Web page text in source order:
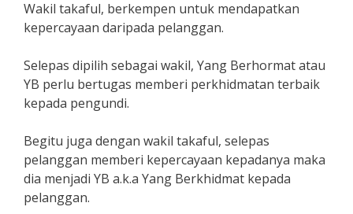
Wakil takaful, berkempen untuk mendapatkan
kepercayaan daripada pelanggan.
Selepas dipilih sebagai wakil, Yang Berhormat atau
YB perlu bertugas memberi perkhidmatan terbaik
kepada pengundi.
Begitu juga dengan wakil takaful, selepas
pelanggan memberi kepercayaan kepadanya maka
dia menjadi YB a.k.a Yang Berkhidmat kepada
pelanggan.